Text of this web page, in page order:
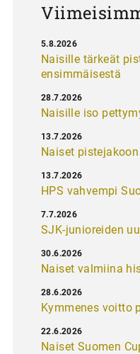
Naisille tärkeät
ensimmäisestä
5.8.2026
Naisille iso
28.7.2026
Naiset
13.7.2026
HPS vahvempi
13.7.2026
SJK-junioreiden
7.7.2026
Naiset valmiina
30.6.2026
Kymmenes voitto
28.6.2026
Naiset Suomen
22.6.2026